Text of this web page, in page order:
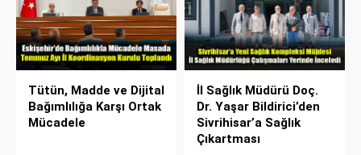
Tütün, Madde ve Dijital
Bağımlılığa Karşı Ortak
Mücadele
İl Sağlık Müdürü Doç.
Dr. Yaşar Bildirici’den
Sivrihisar’a Sağlık
Çıkartması